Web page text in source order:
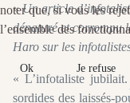
«Un article
dénaturé et corrompu
Haro sur les
« L’infotaliste
sordides des laissés-
noter que, si vous les
l’ensemble des
Ok Je refuse